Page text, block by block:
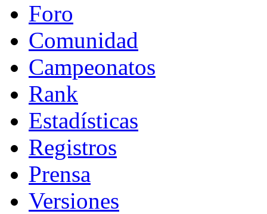
Foro
Comunidad
Campeonatos
Rank
Estadísticas
Registros
Prensa
Versiones